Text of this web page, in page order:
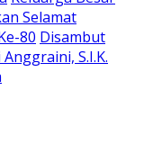
Selamat
80 Disambut
S.I.K.